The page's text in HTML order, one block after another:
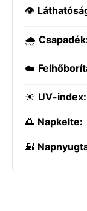
👁️
🌧️
☁️
☀️ UV-index:
🌅 Napkelte:
🌇